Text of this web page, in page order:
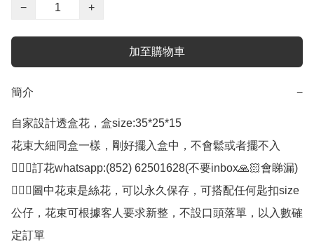
−
+
加至購物車
簡介 −
自家設計透盒花，盒size:35*25*15
花束大細同盒一樣，剛好擺入盒中，不會鬆或者擺不入
🙋🏻‍♀️訂花whatsapp:(852) 62501628(不要inbox🙏🏻會睇漏)
🙋🏻‍♀️圖中花束是絲花，可以永久保存，可搭配任何匙扣size
公仔，花束可根據客人要求新整，不設口頭落單，以入數確
定訂單